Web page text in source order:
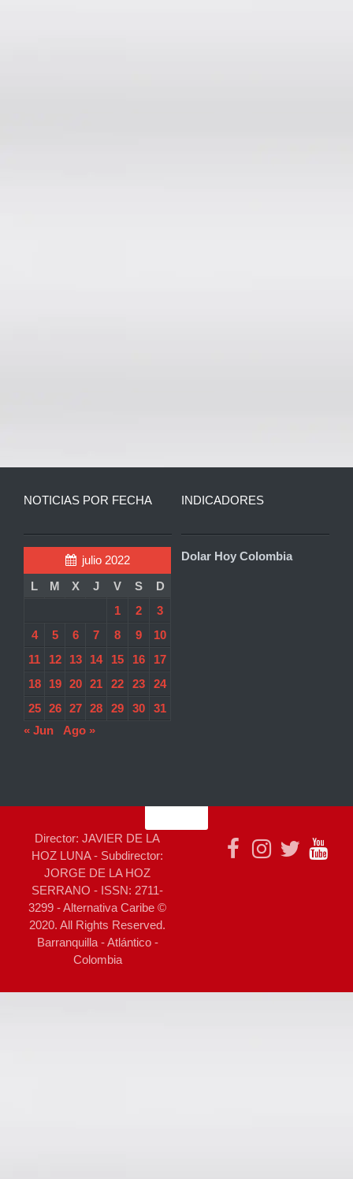
NOTICIAS POR FECHA
julio 2022
L
M X J V S
D
1
2
3
4
5 6 7 8 9
10
11
12 13 14 15 16
17
18
19 20 21 22 23
24
25
26 27 28 29 30
31
« Jun
Ago »
INDICADORES
Dolar Hoy Colombia
Director: JAVIER DE LA
HOZ LUNA - Subdirector:
JORGE DE LA HOZ
SERRANO - ISSN: 2711-
3299 - Alternativa Caribe ©
2020. All Rights Reserved.
Barranquilla - Atlántico -
Colombia